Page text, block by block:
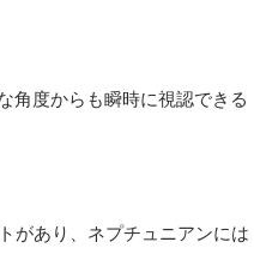
角度からも瞬時に視認できる
があり、ネプチュニアンには